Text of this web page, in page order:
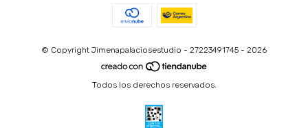
© Copyright Jimenapalaciosestudio - 27223491745 - 2026
Todos los derechos reservados.